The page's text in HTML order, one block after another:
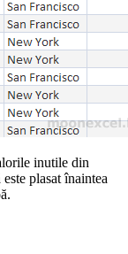
inutile din
plasat înaintea